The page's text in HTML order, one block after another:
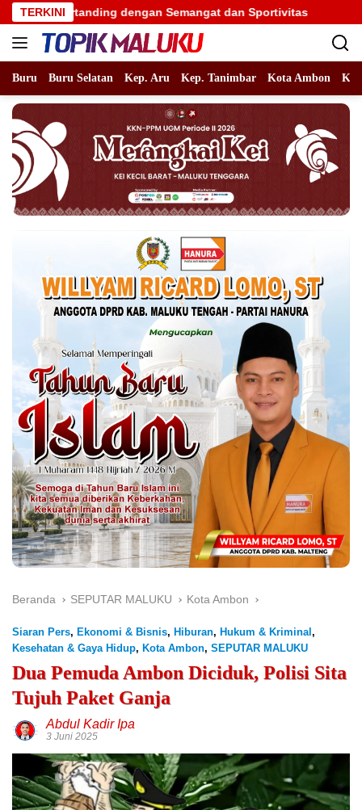
Langsung
ke
konten
TERKINI
dengan Semangat dan Sportivitas Benhur
Buru Buru Selatan Kep. Aru Kep. Tanimbar Kota Ambon
Beranda SEPUTAR MALUKU Kota Ambon
Siaran Pers, Ekonomi & Bisnis, Hiburan, Hukum & Kriminal ,
Kesehatan & Gaya Hidup, Kota Ambon, SEPUTAR MALUKU
Dua Pemuda Ambon Diciduk, Polisi Sita
Tujuh Paket Ganja
Abdul Kadir Ipa
3 Juni 2025